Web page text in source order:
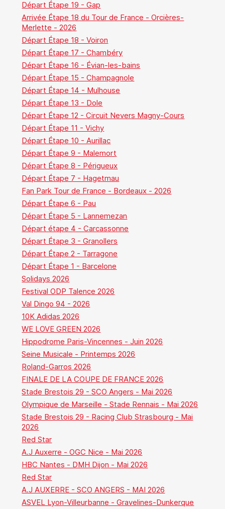
Départ Étape 19 - Gap
Arrivée Étape 18 du Tour de France - Orcières-
Merlette - 2026
Départ Étape 18 - Voiron
Départ Étape 17 - Chambéry
Départ Étape 16 - Évian-les-bains
Départ Étape 15 - Champagnole
Départ Étape 14 - Mulhouse
Départ Étape 13 - Dole
Départ Étape 12 - Circuit Nevers Magny-Cours
Départ Étape 11 - Vichy
Départ Étape 10 - Aurillac
Départ Étape 9 - Malemort
Départ Étape 8 - Périgueux
Départ Étape 7 - Hagetmau
Fan Park Tour de France - Bordeaux - 2026
Départ Étape 6 - Pau
Départ Étape 5 - Lannemezan
Départ étape 4 - Carcassonne
Départ Étape 3 - Granollers
Départ Étape 2 - Tarragone
Départ Étape 1 - Barcelone
Solidays 2026
Festival ODP Talence 2026
Val Dingo 94 - 2026
10K Adidas 2026
WE LOVE GREEN 2026
Hippodrome Paris-Vincennes - Juin 2026
Seine Musicale - Printemps 2026
Roland-Garros 2026
FINALE DE LA COUPE DE FRANCE 2026
Stade Brestois 29 - SCO Angers - Mai 2026
Olympique de Marseille - Stade Rennais - Mai 2026
Stade Brestois 29 - Racing Club Strasbourg - Mai
2026
Red Star
A.J Auxerre - OGC Nice - Mai 2026
HBC Nantes - DMH Dijon - Mai 2026
Red Star
A.J AUXERRE - SCO ANGERS - MAI 2026
ASVEL Lyon-Villeurbanne - Gravelines-Dunkerque